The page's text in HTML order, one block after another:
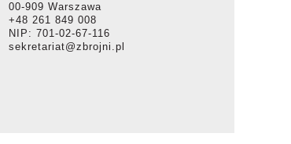
00-909 Warszawa
+48 261 849 008
NIP: 701-02-67-116
sekretariat@zbrojni.pl